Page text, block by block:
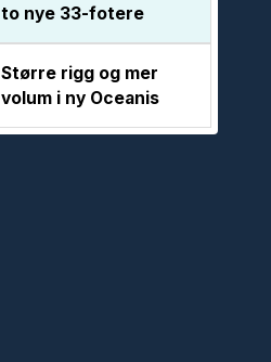
to nye 33-fotere
Større rigg og mer
volum i ny Oceanis